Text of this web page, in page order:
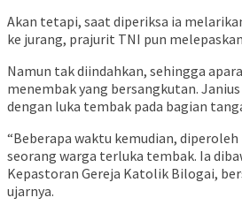
Akan tetapi, saat diperiksa ia
ke jurang, prajurit TNI pun
Namun tak diindahkan, sehingga
menembak yang bersangkutan.
dengan luka tembak pada bagian
“Beberapa waktu kemudian,
seorang warga terluka tembak. Ia
Kepastoran Gereja Katolik Bilogai,
ujarnya.